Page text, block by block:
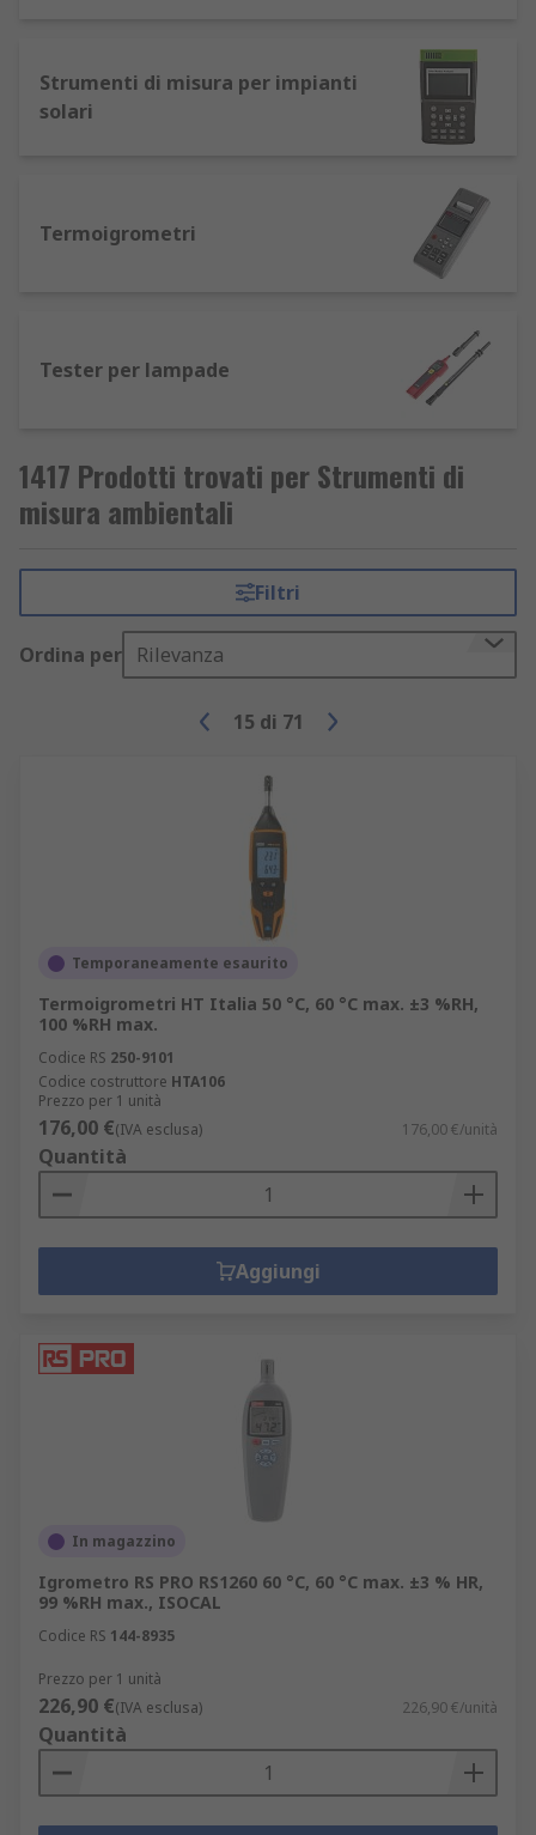
Strumenti di misura per impianti
solari
Termoigrometri
Tester per lampade
1417 Prodotti trovati per Strumenti di
misura ambientali
Filtri
Ordina per Rilevanza
15 di 71
Temporaneamente esaurito
Termoigrometri HT Italia 50 °C, 60 °C max. ±3 %RH,
100 %RH max.
Codice RS 250-9101
Codice costruttore HTA106
Prezzo per 1 unità
176,00 €(IVA esclusa) 176,00 €/unità
Quantità
Aggiungi
In magazzino
Igrometro RS PRO RS1260 60 °C, 60 °C max. ±3 % HR,
99 %RH max., ISOCAL
Codice RS 144-8935
Prezzo per 1 unità
226,90 €(IVA esclusa) 226,90 €/unità
Quantità